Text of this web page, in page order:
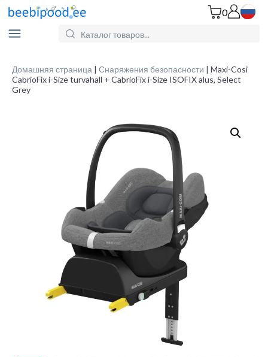
0
Search
Домашняя страница | Снаряжения безопасности | Maxi-Cosi
CabrioFix i-Size turvahäll + CabrioFix i-Size ISOFIX alus, Select
Grey